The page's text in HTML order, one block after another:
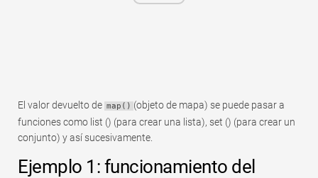
El valor devuelto de map() (objeto de mapa) se puede pasar a
funciones como list () (para crear una lista), set () (para crear un
conjunto) y así sucesivamente.
Ejemplo 1: funcionamiento del